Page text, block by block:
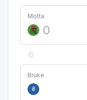
Motta
Bruke
₴